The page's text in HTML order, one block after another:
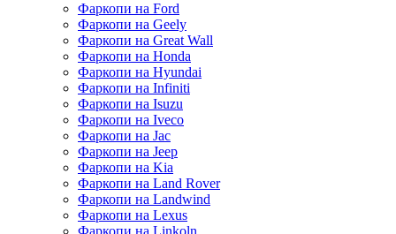
Фаркопи на Ford
Фаркопи на Geely
Фаркопи на Great Wall
Фаркопи на Honda
Фаркопи на Hyundai
Фаркопи на Infiniti
Фаркопи на Isuzu
Фаркопи на Iveco
Фаркопи на Jac
Фаркопи на Jeep
Фаркопи на Kia
Фаркопи на Land Rover
Фаркопи на Landwind
Фаркопи на Lexus
Фаркопи на Linkoln